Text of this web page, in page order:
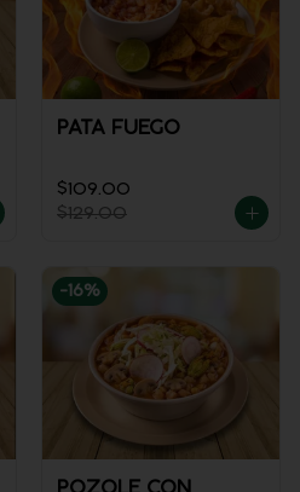
PATA FUEGO
$109.00
$129.00
-16%
POZOLE CON